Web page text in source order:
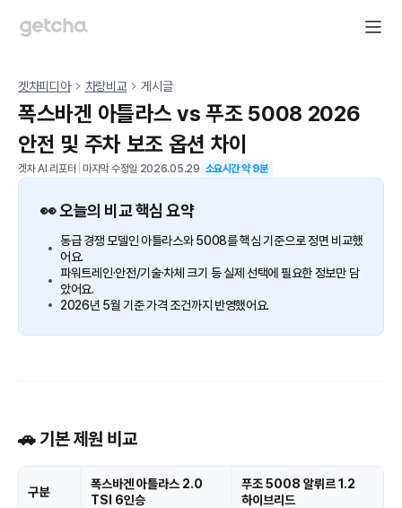
겟차피디아 차량비교 게시글
폭스바겐 아틀라스 vs 푸조 5008 2026
안전 및 주차 보조 옵션 차이
겟차 AI 리포터 마지막 수정일 2026.05.29 소요시간 약9분
👀 오늘의 비교 핵심 요약
동급 경쟁 모델인 아틀라스와 5008를 핵심 기준으로 정면 비교했
어요.
파워트레인·안전/기술·차체 크기 등 실제 선택에 필요한 정보만 담
았어요.
2026년 5월 기준 가격 조건까지 반영했어요.
🚗 기본 제원 비교
구분
폭스바겐 아틀라스 2.0
TSI 6인승
푸조 5008 알뤼르 1.2
하이브리드